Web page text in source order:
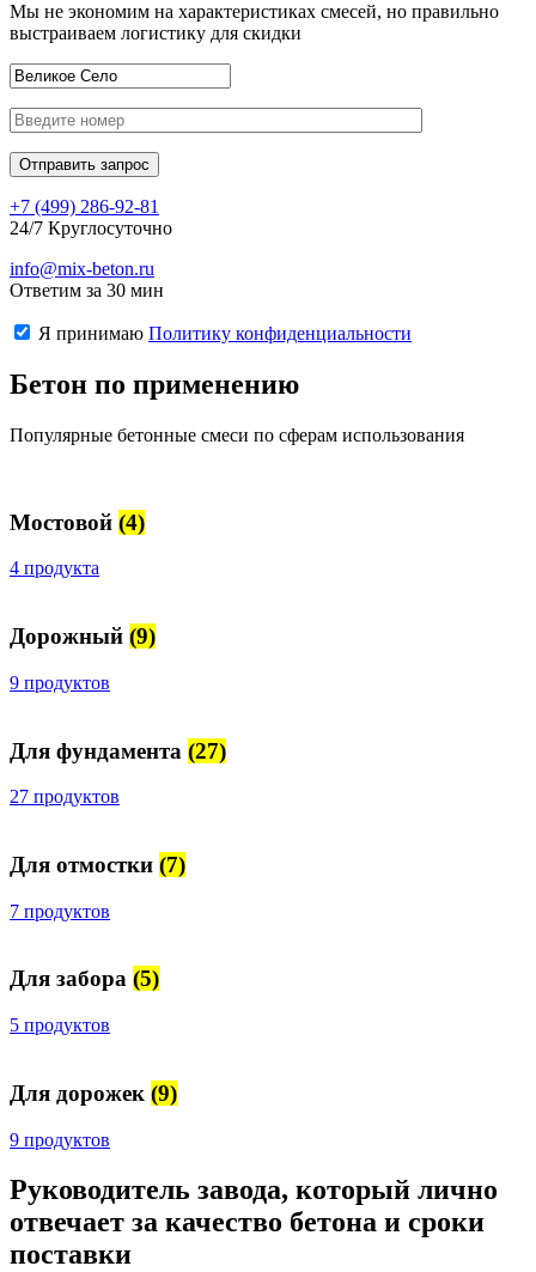
Мы не экономим на характеристиках смесей, но правильно
выстраиваем логистику для скидки
+7 (499) 286-92-81
24/7 Круглосуточно
info@mix-beton.ru
Ответим за 30 мин
Я принимаю Политику конфиденциальности
Бетон по применению
Популярные бетонные смеси по сферам использования
Мостовой (4)
4 продукта
Дорожный (9)
9 продуктов
Для фундамента (27)
27 продуктов
Для отмостки (7)
7 продуктов
Для забора (5)
5 продуктов
Для дорожек (9)
9 продуктов
Руководитель завода, который лично
отвечает за качество бетона и сроки
поставки